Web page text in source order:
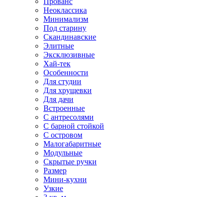
Неоклассика
Минимализм
Под старину
Скандинавские
Элитные
Эксклюзивные
Хай-тек
Особенности
Для студии
Для хрущевки
Для дачи
Встроенные
С антресолями
С барной стойкой
С островом
Малогабаритные
Модульные
Скрытые ручки
Размер
Мини-кухни
Узкие